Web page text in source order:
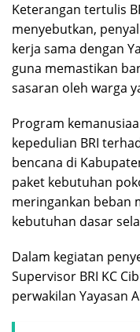
Keterangan tertulis
menyebutkan,
kerja sama dengan
guna memastikan
sasaran oleh warga
Program
kepedulian BRI
bencana di
paket kebutuhan
meringankan beban
kebutuhan dasar
Dalam kegiatan
Supervisor BRI KC
perwakilan Yayasan